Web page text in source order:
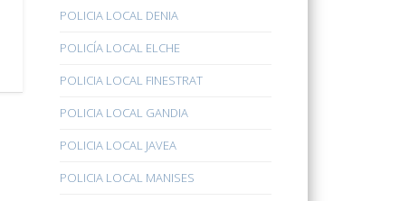
POLICIA LOCAL DENIA
POLICÍA LOCAL ELCHE
POLICIA LOCAL FINESTRAT
POLICIA LOCAL GANDIA
POLICIA LOCAL JAVEA
POLICIA LOCAL MANISES